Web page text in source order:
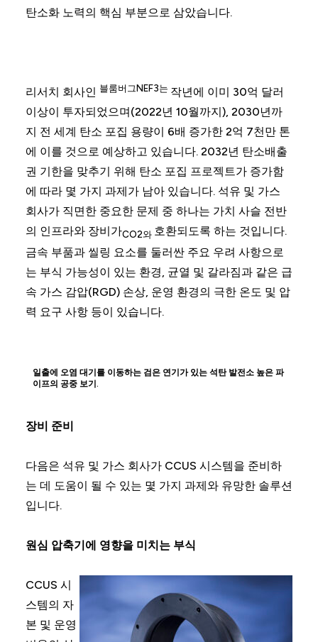
탄소화 노력의 핵심 부분으로 삼았습니다.
리서치 회사인 블룸버그NEF3는 작년에 이미 30억 달러
이상이 투자되었으며(2022년 10월까지), 2030년까
지 전 세계 탄소 포집 용량이 6배 증가한 2억 7천만 톤
에 이를 것으로 예상하고 있습니다. 2032년 탄소배출
권 기한을 맞추기 위해 탄소 포집 프로젝트가 증가함
에 따라 몇 가지 과제가 남아 있습니다. 석유 및 가스
회사가 직면한 중요한 문제 중 하나는 가치 사슬 전반
의 인프라와 장비가CO2와 호환되도록 하는 것입니다.
금속 부품과 씰링 요소를 둘러싼 주요 우려 사항으로
는 부식 가능성이 있는 환경, 균열 및 갈라짐과 같은 급
속 가스 감압(RGD) 손상, 운영 환경의 극한 온도 및 압
력 요구 사항 등이 있습니다.
일출에 오염 대기를 이동하는 검은 연기가 있는 석탄 발전소 높은 파
이프의 공중 보기.
장비 준비
다음은 석유 및 가스 회사가 CCUS 시스템을 준비하
는 데 도움이 될 수 있는 몇 가지 과제와 유망한 솔루션
입니다.
원심 압축기에 영향을 미치는 부식
CCUS 시
스템의 자
본 및 운영